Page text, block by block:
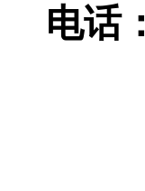
电话：